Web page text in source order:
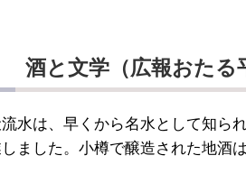
酒と文学（広報おた
水は、早くから名水として知ら
ました。小樽で醸造された地酒